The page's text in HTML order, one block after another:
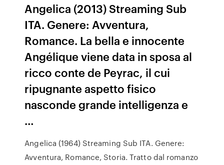
Angelica (2013) Streaming Sub
ITA. Genere: Avventura,
Romance. La bella e innocente
Angélique viene data in sposa al
ricco conte de Peyrac, il cui
ripugnante aspetto fisico
nasconde grande intelligenza e
…
Angelica (1964) Streaming Sub ITA. Genere:
Avventura, Romance, Storia. Tratto dal romanzo